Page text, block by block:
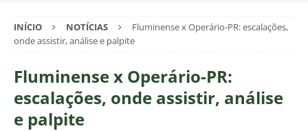
INÍCIO NOTÍCIAS
Fluminense x Operário-PR: escalações,
onde assistir, análise e palpite
Fluminense x Operário-PR:
escalações, onde assistir, análise
e palpite